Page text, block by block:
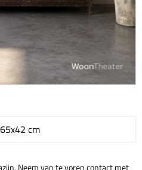
cm